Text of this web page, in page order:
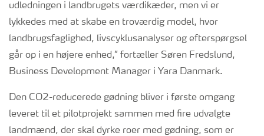
udledningen i landbrugets værdikæder, men vi er
lykkedes med at skabe en troværdig model, hvor
landbrugsfaglighed, livscyklusanalyser og efterspørgsel
går op i en højere enhed,” fortæller Søren Fredslund,
Business Development Manager i Yara Danmark.
Den CO2-reducerede gødning bliver i første omgang
leveret til et pilotprojekt sammen med fire udvalgte
landmænd, der skal dyrke roer med gødning, som er